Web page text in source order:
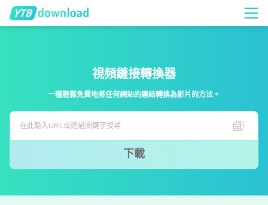
視頻鏈接轉換器
一種輕鬆免費地將任何網站的連結轉換為影片的方法。
下載